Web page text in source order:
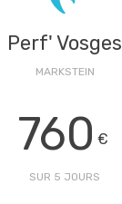
Perf' Vosges
MARKSTEIN
760 €
SUR 5 JOURS